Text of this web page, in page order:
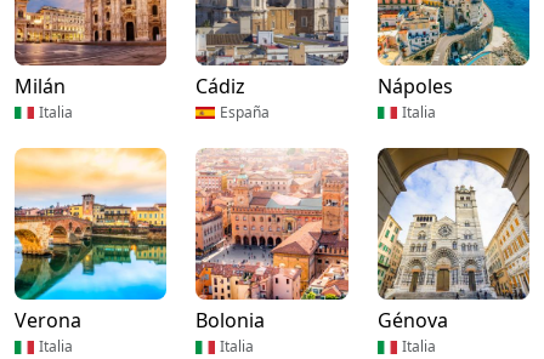
Milán
Italia
Cádiz
España
Nápoles
Italia
Verona
Italia
Bolonia
Italia
Génova
Italia